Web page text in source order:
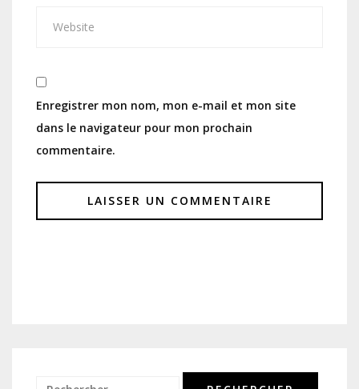
Enregistrer mon nom, mon e-mail et mon site
dans le navigateur pour mon prochain
commentaire.